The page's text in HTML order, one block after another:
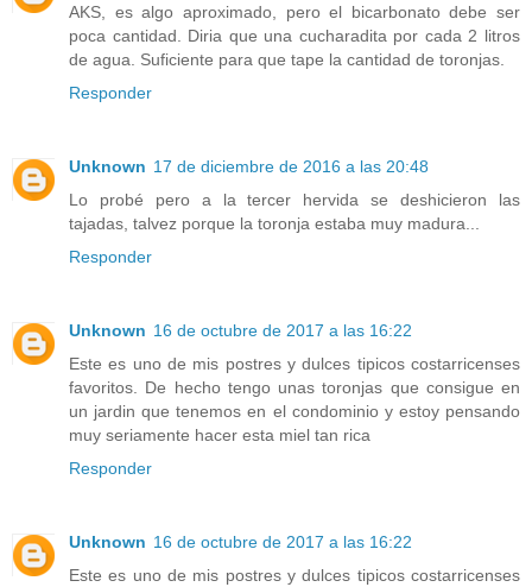
AKS, es algo aproximado, pero el bicarbonato debe ser
poca cantidad. Diria que una cucharadita por cada 2 litros
de agua. Suficiente para que tape la cantidad de toronjas.
Responder
Unknown 17 de diciembre de 2016 a las 20:48
Lo probé pero a la tercer hervida se deshicieron las
tajadas, talvez porque la toronja estaba muy madura...
Responder
Unknown 16 de octubre de 2017 a las 16:22
Este es uno de mis postres y dulces tipicos costarricenses
favoritos. De hecho tengo unas toronjas que consigue en
un jardin que tenemos en el condominio y estoy pensando
muy seriamente hacer esta miel tan rica
Responder
Unknown 16 de octubre de 2017 a las 16:22
Este es uno de mis postres y dulces tipicos costarricenses